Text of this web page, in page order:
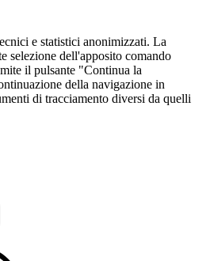
e statistici anonimizzati. La
selezione dell'apposito comando
il pulsante "Continua la
della navigazione in
di tracciamento diversi da quelli